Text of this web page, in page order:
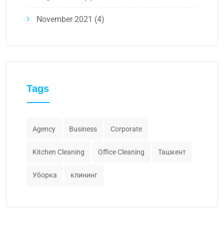
November 2021 (4)
Tags
Agency Business Corporate
Kitchen Cleaning Office Cleaning Ташкент
Уборка клининг